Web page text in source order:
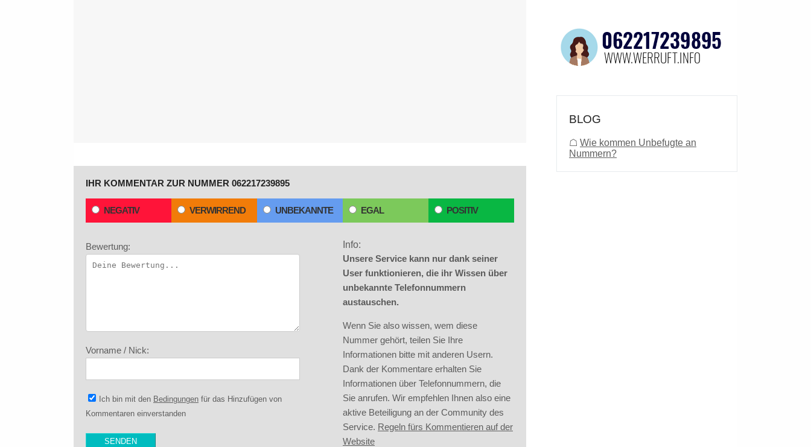
IHR KOMMENTAR ZUR NUMMER 062217239895
NEGATIV VERWIRREND UNBEKANNTE EGAL POSITIV
Bewertung:
Vorname / Nick:
Ich bin mit den Bedingungen für das Hinzufügen von
Kommentaren einverstanden
Info:
Unsere Service kann nur dank seiner
User funktionieren, die ihr Wissen über
unbekannte Telefonnummern
austauschen.
Wenn Sie also wissen, wem diese
Nummer gehört, teilen Sie Ihre
Informationen bitte mit anderen Usern.
Dank der Kommentare erhalten Sie
Informationen über Telefonnummern, die
Sie anrufen. Wir empfehlen Ihnen also eine
aktive Beteiligung an der Community des
Service. Regeln fürs Kommentieren auf der
Website
BLOG
☖ Wie kommen Unbefugte an
Nummern?